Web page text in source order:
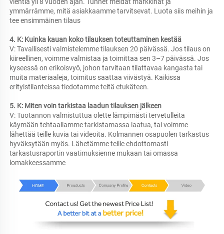
ymmärrämme, mitä asiakkaamme tarvitsevat. Luota siis meihin ja
tee ensimmäinen tilaus
4. K: Kuinka kauan koko tilauksen toteuttaminen kestää
V: Tavallisesti valmistelemme tilauksen 20 päivässä. Jos tilaus on
kiireellinen, voimme valmistaa ja toimittaa sen 3–7 päivässä. Jos
kyseessä on erikoisvyö, johon tarvitaan tilattavaa kangasta tai
muita materiaaleja, toimitus saattaa viivästyä. Kaikissa
erityistilanteissa tiedotamme teitä etukäteen.
5. K: Miten voin tarkistaa laadun tilauksen jälkeen
V: Tuotannon valmistuttua olette lämpimästi tervetulleita
käymään tehtaallamme tarkistamassa laatua, tai voimme
lähettää teille kuvia tai videoita. Kolmannen osapuolen tarkastus
hyväksytään myös. Lähetämme teille ehdottomasti
tarkastusraportin vaatimuksienne mukaan tai omassa
lomakkeessamme